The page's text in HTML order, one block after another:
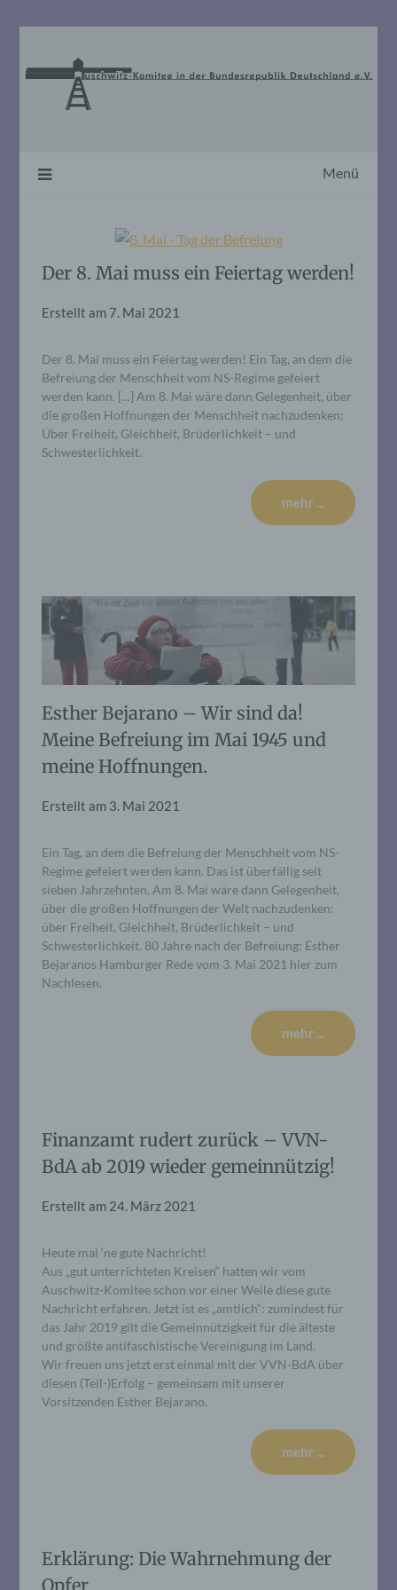
Menü
Der 8. Mai muss ein Feiertag werden!
Erstellt am 7. Mai 2021
Der 8. Mai muss ein Feiertag werden! Ein Tag, an dem die
Befreiung der Menschheit vom NS-Regime gefeiert
werden kann. […] Am 8. Mai wäre dann Gelegenheit, über
die großen Hoffnungen der Menschheit nachzudenken:
Über Freiheit, Gleichheit, Brüderlichkeit – und
Schwesterlichkeit.
mehr ...
Esther Bejarano – Wir sind da!
Meine Befreiung im Mai 1945 und
meine Hoffnungen.
Erstellt am 3. Mai 2021
Ein Tag, an dem die Befreiung der Menschheit vom NS-
Regime gefeiert werden kann. Das ist überfällig seit
sieben Jahrzehnten. Am 8. Mai wäre dann Gelegenheit,
über die großen Hoffnungen der Welt nachzudenken:
über Freiheit, Gleichheit, Brüderlichkeit – und
Schwesterlichkeit. 80 Jahre nach der Befreiung: Esther
Bejaranos Hamburger Rede vom 3. Mai 2021 hier zum
Nachlesen.
mehr ...
Finanzamt rudert zurück – VVN-
BdA ab 2019 wieder gemeinnützig!
Erstellt am 24. März 2021
Heute mal ‘ne gute Nachricht!
Aus „gut unterrichteten Kreisen“ hatten wir vom
Auschwitz-Komitee schon vor einer Weile diese gute
Nachricht erfahren. Jetzt ist es „amtlich“: zumindest für
das Jahr 2019 gilt die Gemeinnützigkeit für die älteste
und größte antifaschistische Vereinigung im Land.
Wir freuen uns jetzt erst einmal mit der VVN-BdA über
diesen (Teil-)Erfolg – gemeinsam mit unserer
Vorsitzenden Esther Bejarano.
mehr ...
Erklärung: Die Wahrnehmung der
Opfer